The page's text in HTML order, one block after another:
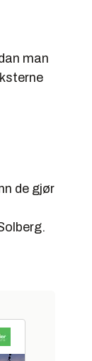
man
de gjør